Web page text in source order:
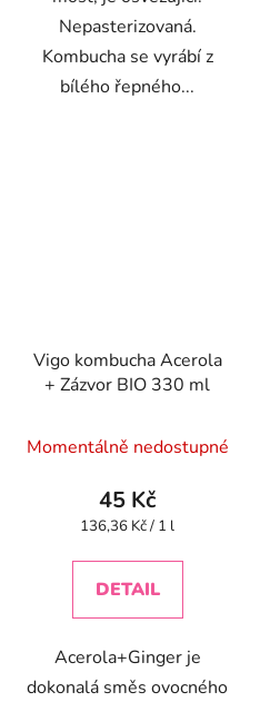
Nepasterizovaná.
Kombucha se vyrábí z
bílého řepného...
Vigo kombucha Acerola
+ Zázvor BIO 330 ml
Momentálně nedostupné
45 Kč
Měrná
136,36 Kč / 1 l
DETAIL
Acerola+Ginger je
dokonalá směs ovocného